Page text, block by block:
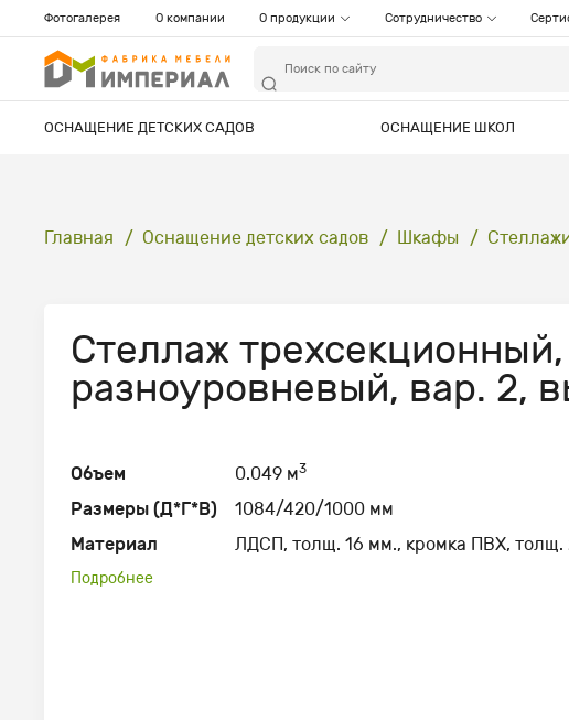
Фотогалерея О компании О продукции Сотрудничество
ОСНАЩЕНИЕ ДЕТСКИХ САДОВ ОСНАЩЕНИЕ ШКОЛ
Главная Оснащение детских садов Шкафы
Стеллаж трехсекционный,
разноуровневый, вар. 2,
Объем 0.049 м3
Размеры (Д*Г*В)
1084/420/1000 мм
Материал
ЛДСП, толщ. 16 мм., кромка ПВХ, толщ.
Подробнее